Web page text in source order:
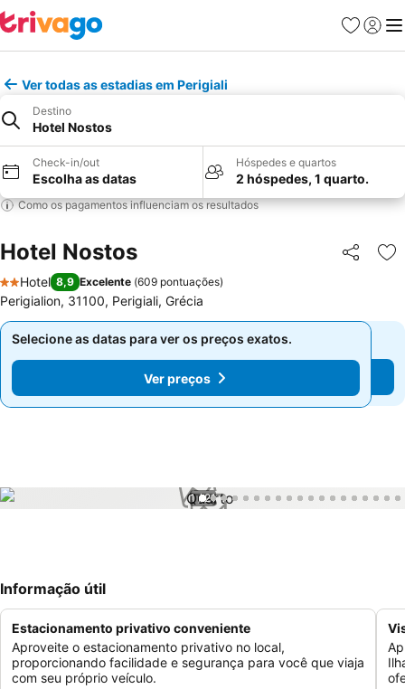
Favoritos
Iniciar
Ver todas as estadias em Perigiali
Destino
Hotel Nostos
Check-in/out
Escolha as datas
Hóspedes e quartos
2 hóspedes, 1 quarto.
Como os pagamentos influenciam os resultados
Hotel Nostos Partilhar
2 Estrelas
Hotel 8,9 Excelente (609 pontuações)
Perigialion, 31100, Perigiali, Grécia
Selecione as datas para ver os preços exatos.
Ver preços
Selecione as datas para ver os preços exatos.
Ver preços
1 / 21
Informação útil
Estacionamento privativo conveniente
Aproveite o estacionamento privativo no local,
proporcionando facilidade e segurança para você que viaja
com seu próprio veículo.